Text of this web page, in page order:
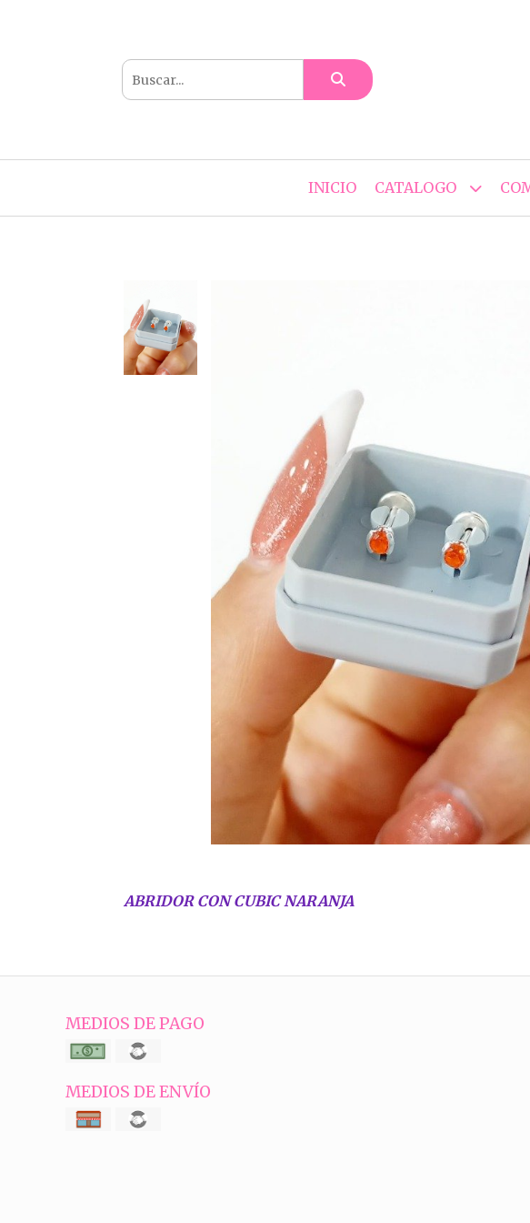
INICIO CATALOGO
ABRIDOR CON CUBIC NARANJA
MEDIOS DE PAGO
MEDIOS DE ENVÍO